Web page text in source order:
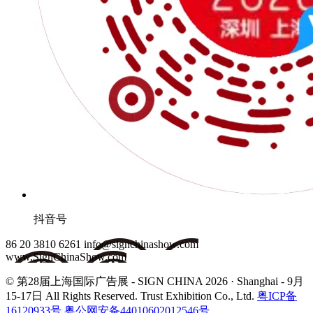
抖音号
86 20 3810 6261 info@signchinashow.com
www.SignChinaShow.com
© 第28届上海国际广告展 - SIGN CHINA 2026 · Shanghai - 9月
15-17日 All Rights Reserved. Trust Exhibition Co., Ltd. 粤ICP备